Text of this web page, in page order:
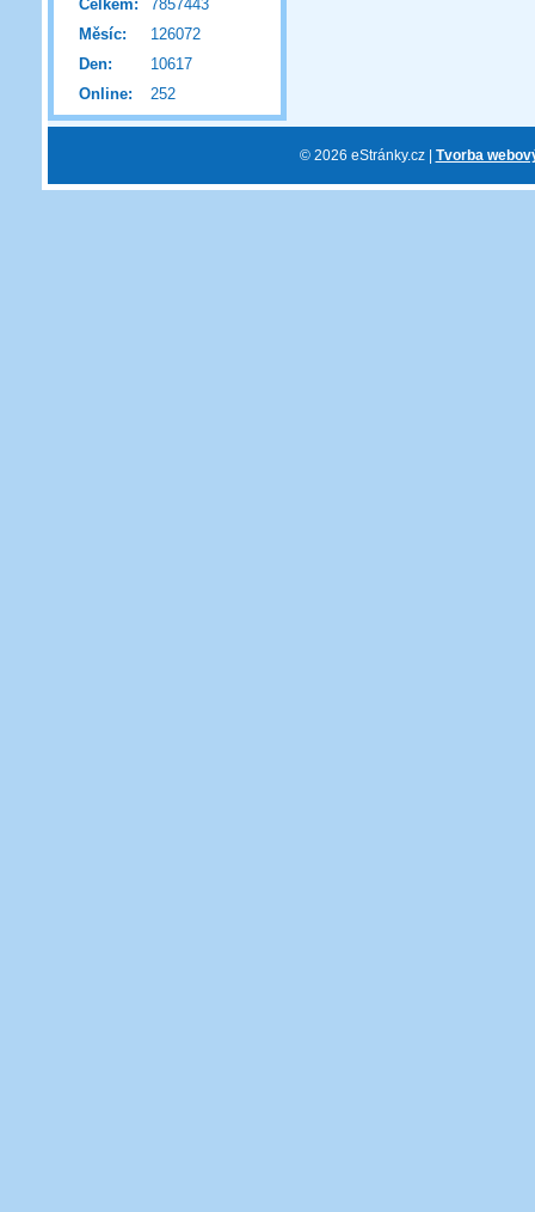
Online: 252
Celkem:
7857443
Měsíc:
126072
Den:
10617
© 2026 eStránky.cz Tvorba